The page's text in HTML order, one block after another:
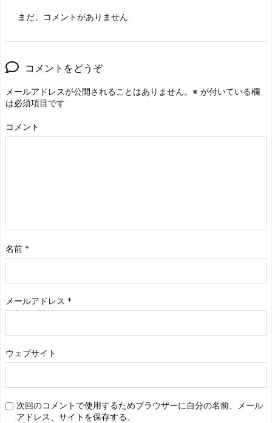
まだ、コメントがありません
コメントをどうぞ
メールアドレスが公開されることはありません。 ※ が付いている欄
は必須項目です
コメント
名前 *
メールアドレス *
ウェブサイト
次回のコメントで使用するためブラウザーに自分の名前、メール
アドレス、サイトを保存する。